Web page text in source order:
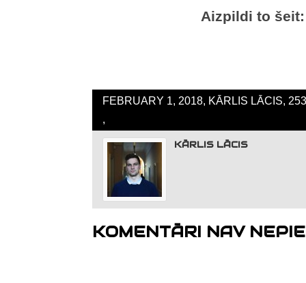
Aizpildi to
FEBRUARY 1, 2018, KĀRLIS LĀCIS,
KĀRLIS LĀCIS
KOMENTĀRI NAV